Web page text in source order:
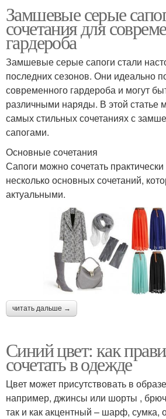
Замшевые серые
сочетания для
гардероба
Замшевые серые сапоги стали
последних сезонов. Они идеально
современного гардероба и могут
различными наряды. В этой статье
самых стильных сочетаниях с
сапогами.
Основные сочетания
Сапоги можно сочетать
несколько основных сочетаний,
актуальными.
читать дальше →
Синий цвет: как
сочетать в одежде
Цвет может присутствовать в
например, джинсы или шорты ,
так и как акцентный – шарф, сумка,